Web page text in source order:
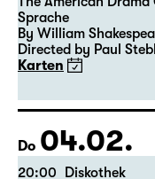
18:00 Große Bühne
Gastspiel
Macbeth
The American Drama
By William
Directed by Paul
Karten